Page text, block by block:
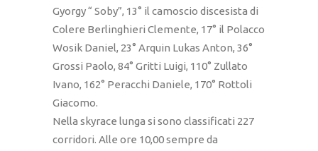
Gyorgy “ Soby”, 13° il camoscio discesista di
Colere Berlinghieri Clemente, 17° il Polacco
Wosik Daniel, 23° Arquin Lukas Anton, 36°
Grossi Paolo, 84° Gritti Luigi, 110° Zullato
Ivano, 162° Peracchi Daniele, 170° Rottoli
Giacomo.
Nella skyrace lunga si sono classificati 227
corridori. Alle ore 10,00 sempre da